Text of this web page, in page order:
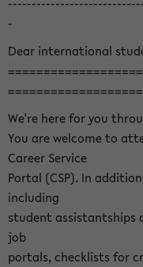
-
Dear international
We're here for you
You are welcome to
Career Service
Portal (CSP). In
including
student assistantships
job
portals, checklists for